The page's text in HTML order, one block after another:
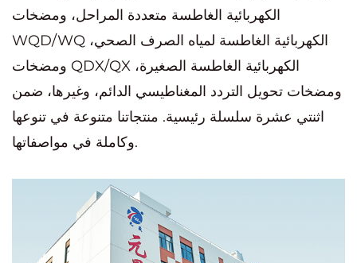
الكهربائية الغاطسة متعددة المراحل، ومضخات
WQD/WQ الكهربائية الغاطسة لمياه الصرف الصحي،
ومضخات QDX/QX الكهربائية الغاطسة الصغيرة،
ومضخات تحويل التردد المغناطيسي الدائم، وغيرها، ضمن
اثنتي عشرة سلسلة رئيسية. منتجاتنا متنوعة في تنوعها
وكاملة في مواصفاتها.